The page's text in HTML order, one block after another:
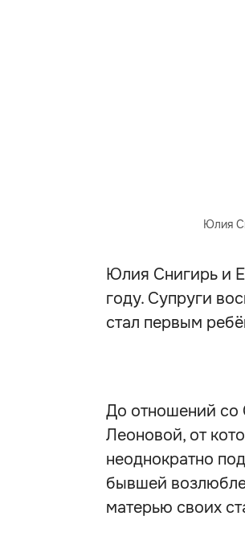
Юлия
Юлия Снигирь и
году. Супруги
стал первым
До отношений со
Леоновой, от
неоднократно
бывшей
матерью своих